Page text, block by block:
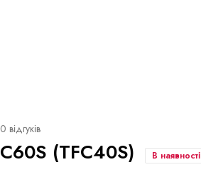
0 відгуків
(TFC40S) В наявності